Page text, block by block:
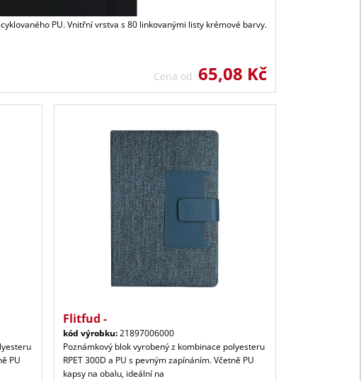
PU. Vnitřní vrstva s 80 linkovanými listy krémové barvy.
Cena od 65,08 Kč
PU
Flitfud -
kód výrobku:21897006000
Poznámkový blok vyrobený z kombinace polyesteru
RPET 300D a PU s pevným zapínáním. Včetně PU
kapsy na obalu, ideální na